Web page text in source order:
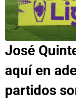
José
aquí en
partidos